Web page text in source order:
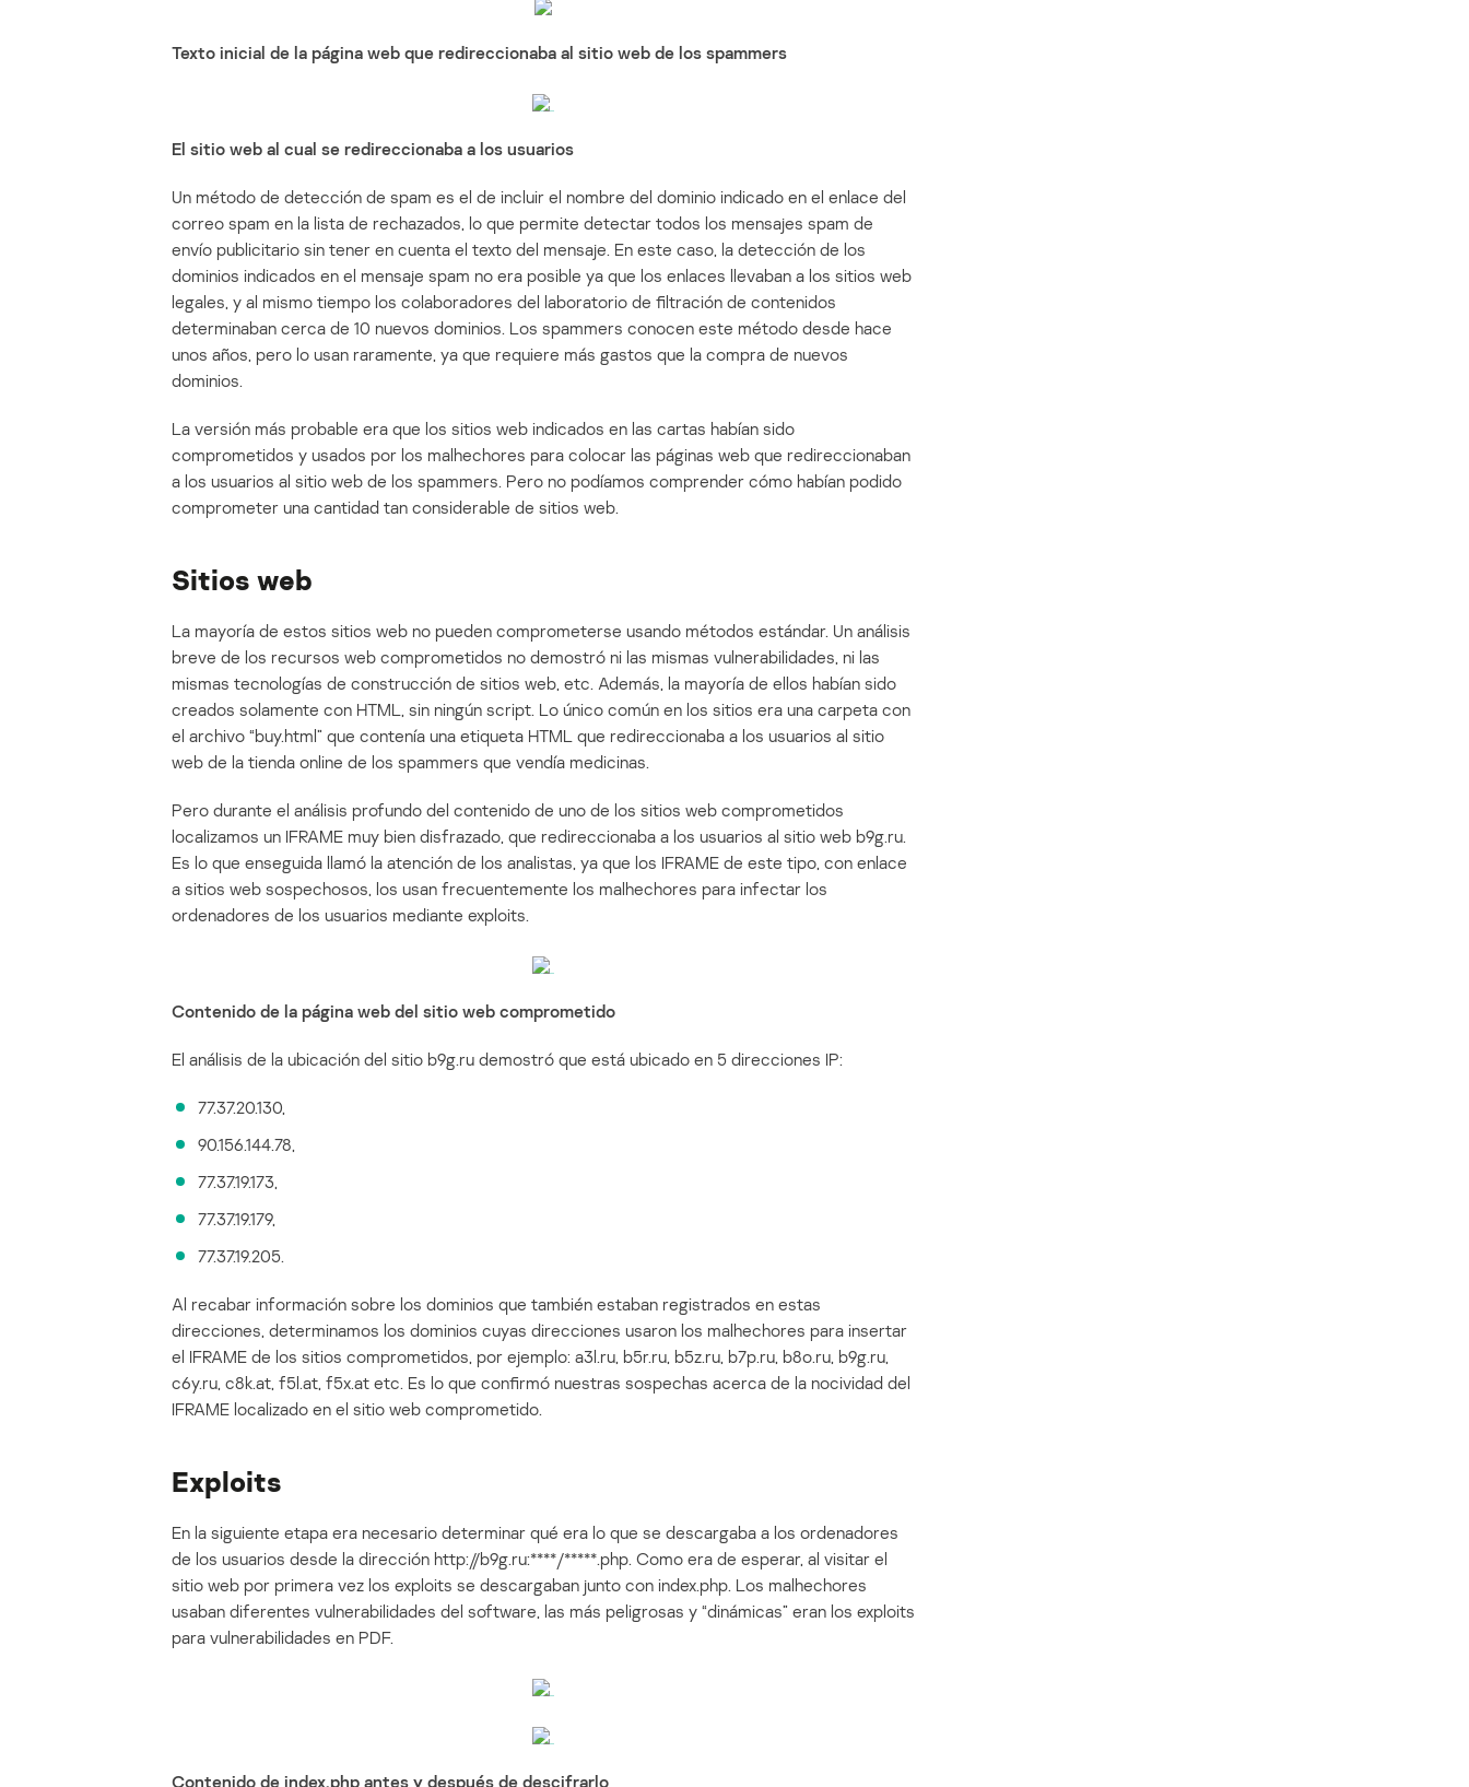
Texto inicial de la página web que redireccionaba al sitio web de los spammers
El sitio web al cual se redireccionaba a los usuarios
Un método de detección de spam es el de incluir el nombre del dominio indicado en el enlace del
correo spam en la lista de rechazados, lo que permite detectar todos los mensajes spam de
envío publicitario sin tener en cuenta el texto del mensaje. En este caso, la detección de los
dominios indicados en el mensaje spam no era posible ya que los enlaces llevaban a los sitios web
legales, y al mismo tiempo los colaboradores del laboratorio de filtración de contenidos
determinaban cerca de 10 nuevos dominios. Los spammers conocen este método desde hace
unos años, pero lo usan raramente, ya que requiere más gastos que la compra de nuevos
dominios.
La versión más probable era que los sitios web indicados en las cartas habían sido
comprometidos y usados por los malhechores para colocar las páginas web que redireccionaban
a los usuarios al sitio web de los spammers. Pero no podíamos comprender cómo habían podido
comprometer una cantidad tan considerable de sitios web.
Sitios web
La mayoría de estos sitios web no pueden comprometerse usando métodos estándar. Un análisis
breve de los recursos web comprometidos no demostró ni las mismas vulnerabilidades, ni las
mismas tecnologías de construcción de sitios web, etc. Además, la mayoría de ellos habían sido
creados solamente con HTML, sin ningún script. Lo único común en los sitios era una carpeta con
el archivo “buy.html” que contenía una etiqueta HTML que redireccionaba a los usuarios al sitio
web de la tienda online de los spammers que vendía medicinas.
Pero durante el análisis profundo del contenido de uno de los sitios web comprometidos
localizamos un IFRAME muy bien disfrazado, que redireccionaba a los usuarios al sitio web b9g.ru.
Es lo que enseguida llamó la atención de los analistas, ya que los IFRAME de este tipo, con enlace
a sitios web sospechosos, los usan frecuentemente los malhechores para infectar los
ordenadores de los usuarios mediante exploits.
Contenido de la página web del sitio web comprometido
El análisis de la ubicación del sitio b9g.ru demostró que está ubicado en 5 direcciones IP:
77.37.20.130,
90.156.144.78,
77.37.19.173,
77.37.19.179,
77.37.19.205.
Al recabar información sobre los dominios que también estaban registrados en estas
direcciones, determinamos los dominios cuyas direcciones usaron los malhechores para insertar
el IFRAME de los sitios comprometidos, por ejemplo: a3l.ru, b5r.ru, b5z.ru, b7p.ru, b8o.ru, b9g.ru,
c6y.ru, c8k.at, f5l.at, f5x.at etc. Es lo que confirmó nuestras sospechas acerca de la nocividad del
IFRAME localizado en el sitio web comprometido.
Exploits
En la siguiente etapa era necesario determinar qué era lo que se descargaba а los ordenadores
de los usuarios desde la dirección http://b9g.ru:****/*****.php. Como era de esperar, al visitar el
sitio web por primera vez los exploits se descargaban junto con index.php. Los malhechores
usaban diferentes vulnerabilidades del software, las más peligrosas y “dinámicas” eran los exploits
para vulnerabilidades en PDF.
Contenido de index.php antes y después de descifrarlo